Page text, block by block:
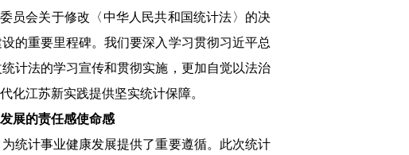
员会关于修改〈中华人民共和国统计法〉的决
的重要里程碑。我们要深入学习贯彻习近平总
计法的学习宣传和贯彻实施，更加自觉以法治
化江苏新实践提供坚实统计保障。
展的责任感使命感
统计事业健康发展提供了重要遵循。此次统计